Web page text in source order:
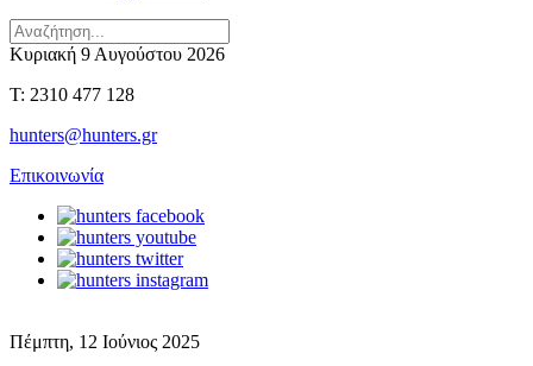
Κυριακή 9 Αυγούστου 2026
T: 2310 477 128
hunters@hunters.gr
Επικοινωνία
Πέμπτη, 12 Ιούνιος 2025